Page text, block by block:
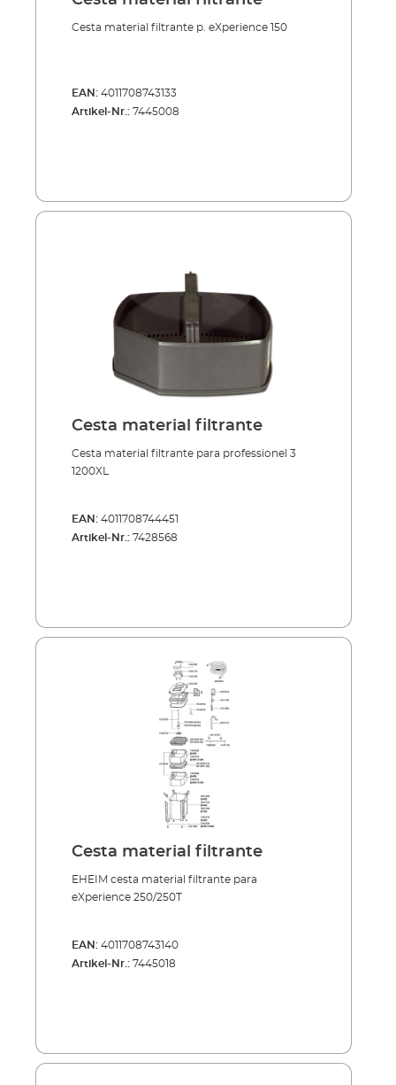
Cesta material filtrante p. eXperience 150
EAN: 4011708743133
Artikel-Nr.: 7445008
Cesta material filtrante
Cesta material filtrante para professionel 3
1200XL
EAN: 4011708744451
Artikel-Nr.: 7428568
Cesta material filtrante
EHEIM cesta material filtrante para
eXperience 250/250T
EAN: 4011708743140
Artikel-Nr.: 7445018